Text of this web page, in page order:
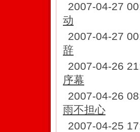
2007-04-27
动
2007-04-27
辞
2007-04-26
序幕
2007-04-26
雨不担心
2007-04-25